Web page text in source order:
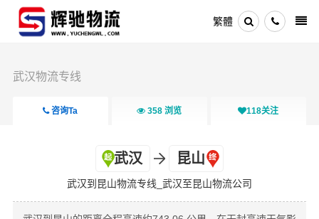
繁體
武汉物流专线
咨询Ta 358 浏览 118关注
武汉 昆山
武汉到昆山物流专线_武汉至昆山物流公司